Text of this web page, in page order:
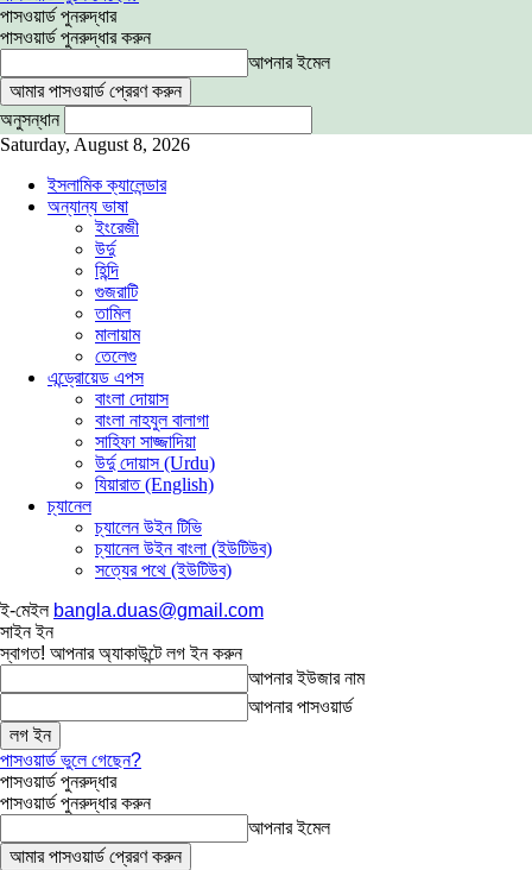
পাসওয়ার্ড পুনরুদ্ধার
পাসওয়ার্ড পুনরুদ্ধার করুন
আপনার ইমেল
অনুসন্ধান
Saturday, August 8, 2026
ইসলামিক ক্যালেন্ডার
অন্যান্য ভাষা
ইংরেজী
উর্দু
হিন্দি
গুজরাটি
তামিল
মালায়াম
তেলেগু
এন্ড্রোয়েড এপস
বাংলা দোয়াস
বাংলা নাহযুল বালাগা
সাহিফা সাজ্জাদিয়া
উর্দু দোয়াস (Urdu)
যিয়ারাত (English)
চ্যানেল
চ্যালেন উইন টিভি
চ্যানেল উইন বাংলা (ইউটিউব)
সত্যের পথে (ইউটিউব)
ই-মেইল bangla.duas@gmail.com
সাইন ইন
স্বাগত! আপনার অ্যাকাউন্টে লগ ইন করুন
আপনার ইউজার নাম
আপনার পাসওয়ার্ড
পাসওয়ার্ড ভুলে গেছেন?
পাসওয়ার্ড পুনরুদ্ধার
পাসওয়ার্ড পুনরুদ্ধার করুন
আপনার ইমেল